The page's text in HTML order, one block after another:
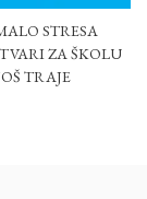
STRESA
ZA ŠKOLU
TRAJE